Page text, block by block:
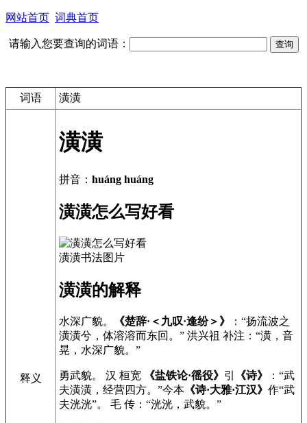
网站首页 词典首页
请输入您要查询的词语：
词语 潢潢
释义
潢潢
拼音： huáng huáng
潢潢怎么写好看
潢潢书法图片
潢潢的解释
水深广貌。 《楚辞·＜九叹·逢纷＞》
：“扬流波之
潢潢兮，体溶溶而东回。” 洪兴祖 补注：“潢，音
晃，水深广貌。”
勇武貌。 汉 桓宽 《盐铁论·徭役》 引 《诗》
：“武
夫潢潢，经营四方。”今本 《诗·大雅·江汉》 作“武
夫洸洸”。 毛 传：“洸洸，武貌。”